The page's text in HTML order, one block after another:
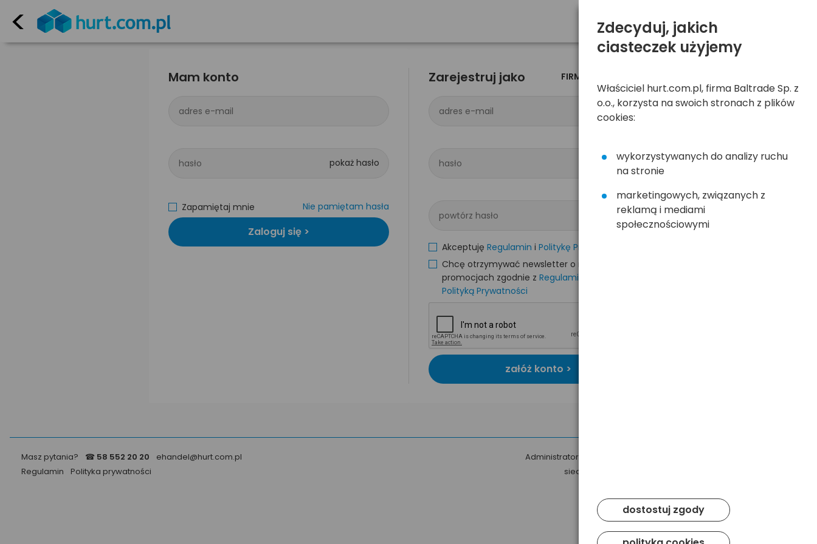
<
Mam konto
adres e-mail
hasło
Zapamiętaj mnie Nie pamiętam hasła
Zarejestruj jako FIRMA
adres e-mail
hasło
powtórz hasło
Akceptuję Regulamin i Politykę Prywatności
Chcę otrzymywać newsletter o nowościach i
promocjach zgodnie z Regulaminem
Polityką Prywatności
załóż konto >
Masz pytania? ☎ 58 552 20 20
ehandel@hurt.com.pl
Regulamin
Polityka prywatności
Administratorem Twoich danych osobowych jest Baltrade sp. z o.o. z
siedzibą w Gdańsku przy ul. Geodetów 24, 80-298 Gdańsk.
Zdecyduj, jakich
ciasteczek użyjemy
Właściciel hurt.com.pl, firma Baltrade Sp. z
o.o., korzysta na swoich stronach z plików
cookies:
wykorzystywanych do analizy ruchu
na stronie
marketingowych, związanych z
reklamą i mediami
społecznościowymi
dostostuj zgody